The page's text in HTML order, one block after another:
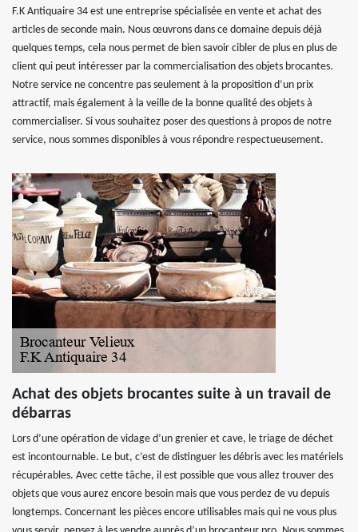
F.K Antiquaire 34 est une entreprise spécialisée en vente et achat des
articles de seconde main. Nous œuvrons dans ce domaine depuis déjà
quelques temps, cela nous permet de bien savoir cibler de plus en plus de
client qui peut intéresser par la commercialisation des objets brocantes.
Notre service ne concentre pas seulement à la proposition d’un prix
attractif, mais également à la veille de la bonne qualité des objets à
commercialiser. Si vous souhaitez poser des questions à propos de notre
service, nous sommes disponibles à vous répondre respectueusement.
Achat des objets brocantes suite à un travail de
débarras
Lors d’une opération de vidage d’un grenier et cave, le triage de déchet
est incontournable. Le but, c’est de distinguer les débris avec les matériels
récupérables. Avec cette tâche, il est possible que vous allez trouver des
objets que vous aurez encore besoin mais que vous perdez de vu depuis
longtemps. Concernant les pièces encore utilisables mais qui ne vous plus